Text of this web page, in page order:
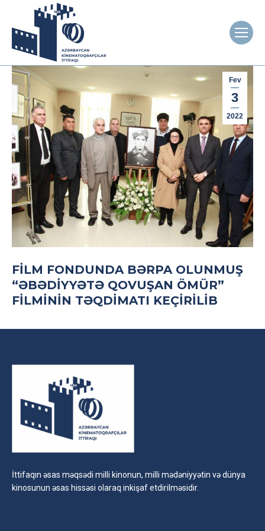
Fev
3
2022
FILM FONDUNDA BƏRPA OLUNMUŞ
“ƏBƏDIYYƏTƏ QOVUŞAN ÖMÜR”
FILMININ TƏQDIMATI KEÇIRILIB
İttifaqın əsas məqsədi milli kinonun, milli mədəniyyətin və dünya
kinosunun əsas hissəsi olaraq inkişaf etdirilməsidir.